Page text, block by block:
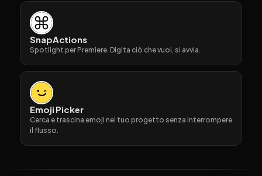
SnapActions
Spotlight per Premiere. Digita ciò che vuoi, si avvia.
Emoji Picker
Cerca e trascina emoji nel tuo progetto senza interrompere
il flusso.